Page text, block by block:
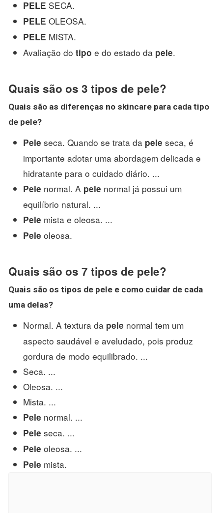
PELE SECA.
PELE OLEOSA.
PELE MISTA.
Avaliação do tipo e do estado da pele.
Quais são os 3 tipos de pele?
Quais são as diferenças no skincare para cada tipo
de pele?
Pele seca. Quando se trata da pele seca, é
importante adotar uma abordagem delicada e
hidratante para o cuidado diário. ...
Pele normal. A pele normal já possui um
equilíbrio natural. ...
Pele mista e oleosa. ...
Pele oleosa.
Quais são os 7 tipos de pele?
Quais são os tipos de pele e como cuidar de cada
uma delas?
Normal. A textura da pele normal tem um
aspecto saudável e aveludado, pois produz
gordura de modo equilibrado. ...
Seca. ...
Oleosa. ...
Mista. ...
Pele normal. ...
Pele seca. ...
Pele oleosa. ...
Pele mista.